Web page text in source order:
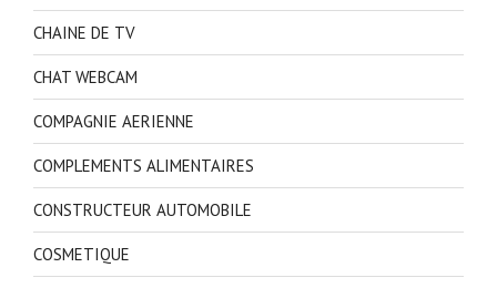
CHAINE DE TV
CHAT WEBCAM
COMPAGNIE AERIENNE
COMPLEMENTS ALIMENTAIRES
CONSTRUCTEUR AUTOMOBILE
COSMETIQUE